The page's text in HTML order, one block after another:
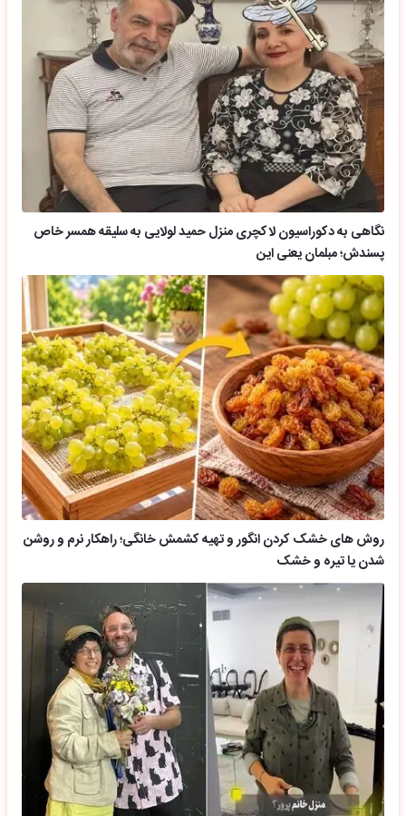
نگاهی به دکوراسیون لاکچری منزل حمید لولایی به سلیقه همسر خاص
پسندش؛ مبلمان یعنی این
روش های خشک کردن انگور و تهیه کشمش خانگی؛ راهکار نرم و روشن
شدن یا تیره و خشک